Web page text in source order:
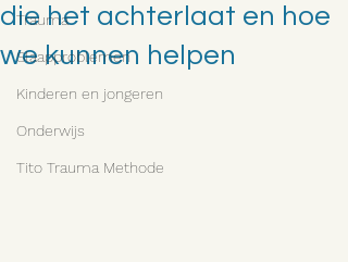
Trauma
Slaapproblemen
Kinderen en jongeren
Onderwijs
Tito Trauma Methode
die het achterlaat en hoe
we kunnen helpen